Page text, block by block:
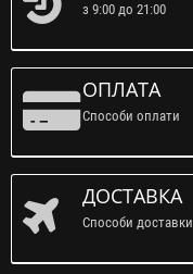
з 9:00 до 21:00
ОПЛАТА
Способи оплати
ДОСТАВКА
Способи доставки